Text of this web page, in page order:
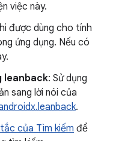
việc này.
được dùng cho tính
ứng dụng. Nếu có
leanback: Sử dụng
sang lời nói của
.
của Tìm kiếm để